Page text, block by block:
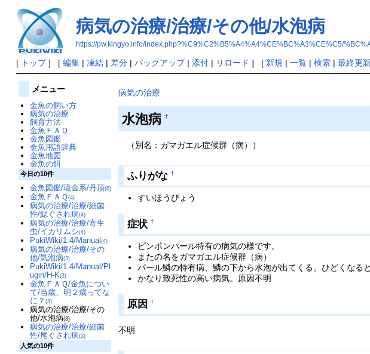
病気の治療/治療/その他/水泡病
https://pw.kingyo.info/index.php?%C9%C2%B5%A4%A4%CE%BC%A3%CE%C5/
[ トップ] [ 編集| 凍結| 差分| バックアップ| 添付| リロード ] [ 新規 | 一覧| 検索| 最終更
病気の治療
水泡病†
（別名：ガマガエル症候群（病））
ふりがな †
すいほうびょう
症状 †
ピンポンパール特有の病気の様です。
またの名をガマガエル症候群（病）
パール鱗の特有病、鱗の下から水泡が出てくる。ひどくなる
かなり致死性の高い病気。原因不明
原因 †
不明
メニュー
金魚の飼い方
病気の治療
飼育方法
金魚ＦＡＱ
金魚図鑑
金魚用語辞典
金魚地図
金魚の餌
今日の10件
金魚図鑑/琉金系/丹頂(6)
金魚ＦＡＱ(4)
病気の治療/治療/細菌
性/鰓ぐされ病(4)
病気の治療/治療/寄生
虫/イカリムシ(4)
PukiWiki/1.4/Manual(4)
病気の治療/治療/その
他/気泡病(3)
PukiWiki/1.4/Manual/Pl
ugin/H-K(3)
金魚ＦＡＱ/金魚につい
て/当歳、明２歳ってな
に？(3)
病気の治療/治療/その
他/水泡病(3)
病気の治療/治療/細菌
性/尾ぐされ病(3)
人気の10件